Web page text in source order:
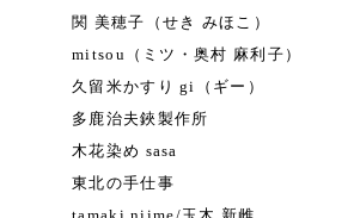
関 美穂子（せき みほこ）
mitsou（ミツ・奥村 麻利子）
久留米かすり gi（ギー）
多鹿治夫鋏製作所
木花染め sasa
東北の手仕事